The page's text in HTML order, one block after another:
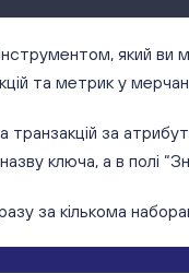
який ви
та метрик у
транзакцій за
ключа, а в полі
за кількома